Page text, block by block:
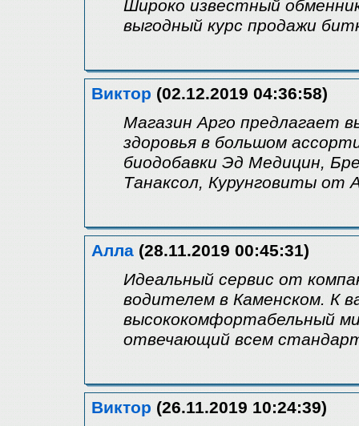
Широко известный
выгодный курс продажи
Виктор (02.12.2019 04:36:58)
Магазин Арго предлагает
здоровья в большом
биодобавки Эд Медицин,
Танаксол, Курунговиты от
Алла (28.11.2019 00:45:31)
Идеальный сервис от
водителем в Каменском. К
высококомфортабельный
отвечающий всем
Виктор (26.11.2019 10:24:39)